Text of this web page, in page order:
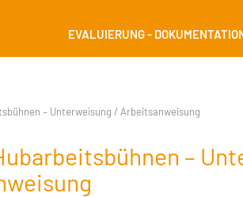
EVALUIERUNG -
– Unterweisung / Arbeitsanweisung
–